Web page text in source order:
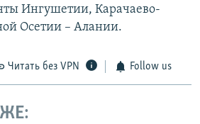
Ингушетии, Карачаево-
Осетии – Алании.
Читать без VPN Follow us